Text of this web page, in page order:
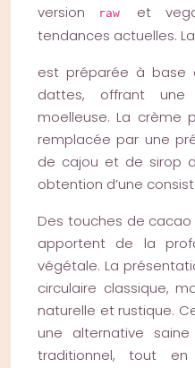
version
raw et
tendances actuelles.
est préparée à
dattes, offrant
moelleuse. La crème
remplacée par une
de cajou et de sirop
obtention d’une
Des touches de
apportent de la
végétale. La
circulaire classique,
naturelle et rustique.
une alternative
traditionnel, tout